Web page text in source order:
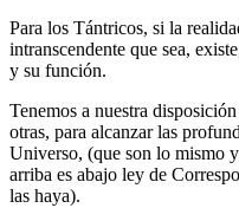
Para los Tántricos, si la
intranscendente que sea,
y su función.
Tenemos a nuestra
otras, para alcanzar las
Universo, (que son lo mismo
arriba es abajo ley de
las haya).